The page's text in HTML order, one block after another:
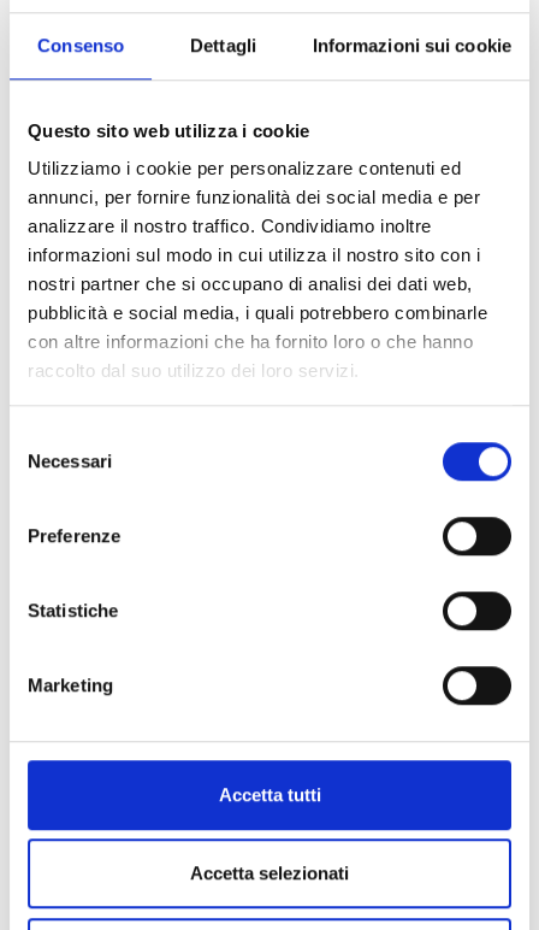
Consenso Dettagli Informazioni sui cookie
Questo sito web utilizza i cookie
Utilizziamo i cookie per personalizzare contenuti ed
annunci, per fornire funzionalità dei social media e per
analizzare il nostro traffico. Condividiamo inoltre
informazioni sul modo in cui utilizza il nostro sito con i
nostri partner che si occupano di analisi dei dati web,
pubblicità e social media, i quali potrebbero combinarle
con altre informazioni che ha fornito loro o che hanno
raccolto dal suo utilizzo dei loro servizi.
delNecessari
Preferenze
Statistiche
Marketing
Accetta tutti
Accetta selezionati
Piramidi
BARTORELLI ITALIAN JEWELS
Orecchini piramidi cerchio piccolo in oro rosa full pavè
di diamanti brown - VE29013DBP
€ 6.669,00